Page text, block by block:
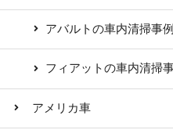
アバルトの車内清掃事例
フィアットの車内清掃
アメリカ車